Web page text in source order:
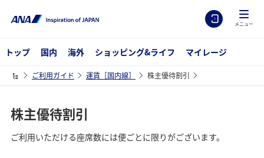
メニュー
トップ 国内 海外 ショッピング&ライフ マイレージ
ご利用ガイド 運賃［国内線］ 株主優待割引
株主優待割引
ご利用いただける座席数には便ごとに限りがございます。